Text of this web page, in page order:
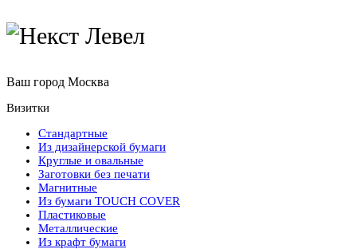
Ваш город Москва
Визитки
Стандартные
Из дизайнерской бумаги
Круглые и овальные
Заготовки без печати
Магнитные
Из бумаги TOUCH COVER
Пластиковые
Металлические
Из крафт бумаги